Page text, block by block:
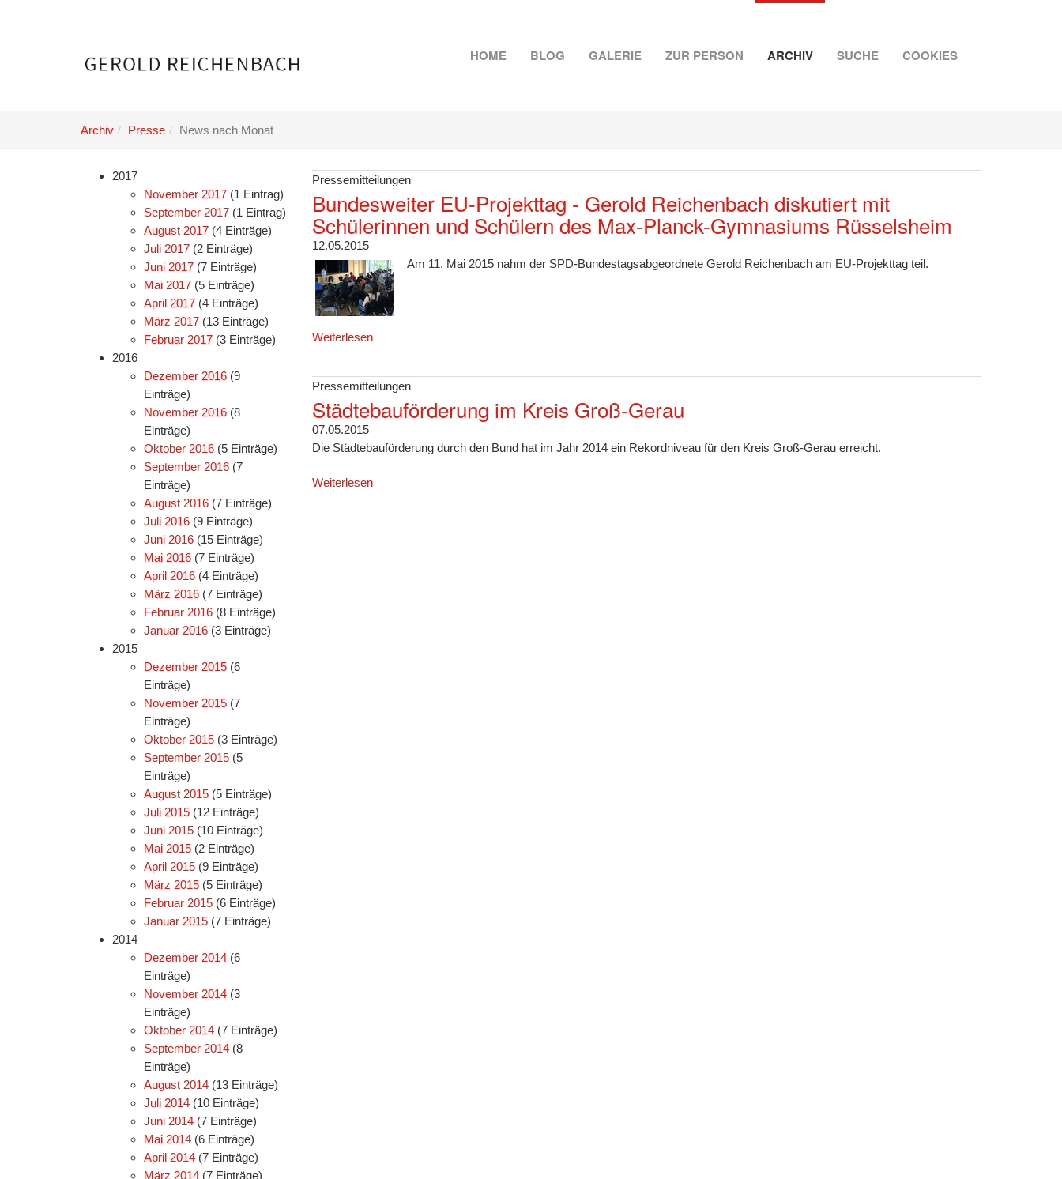
HOME BLOG GALERIE ZUR PERSON ARCHIV SUCHE COOKIES
Archiv Presse News nach Monat
2017
November 2017 (1 Eintrag)
September 2017 (1 Eintrag)
August 2017 (4 Einträge)
Juli 2017 (2 Einträge)
Juni 2017 (7 Einträge)
Mai 2017 (5 Einträge)
April 2017 (4 Einträge)
März 2017 (13 Einträge)
Februar 2017 (3 Einträge)
2016
Dezember 2016 (9
Einträge)
November 2016 (8
Einträge)
Oktober 2016 (5 Einträge)
September 2016 (7
Einträge)
August 2016 (7 Einträge)
Juli 2016 (9 Einträge)
Juni 2016 (15 Einträge)
Mai 2016 (7 Einträge)
April 2016 (4 Einträge)
März 2016 (7 Einträge)
Februar 2016 (8 Einträge)
Januar 2016 (3 Einträge)
2015
Dezember 2015 (6
Einträge)
November 2015 (7
Einträge)
Oktober 2015 (3 Einträge)
September 2015 (5
Einträge)
August 2015 (5 Einträge)
Juli 2015 (12 Einträge)
Juni 2015 (10 Einträge)
Mai 2015 (2 Einträge)
April 2015 (9 Einträge)
März 2015 (5 Einträge)
Februar 2015 (6 Einträge)
Januar 2015 (7 Einträge)
2014
Dezember 2014 (6
Einträge)
November 2014 (3
Einträge)
Oktober 2014 (7 Einträge)
September 2014 (8
Einträge)
August 2014 (13 Einträge)
Juli 2014 (10 Einträge)
Juni 2014 (7 Einträge)
Mai 2014 (6 Einträge)
April 2014 (7 Einträge)
März 2014 (7 Einträge)
Pressemitteilungen
Bundesweiter EU-Projekttag - Gerold Reichenbach diskutiert mit
Schülerinnen und Schülern des Max-Planck-Gymnasiums Rüsselsheim
12.05.2015
Am 11. Mai 2015 nahm der SPD-Bundestagsabgeordnete Gerold Reichenbach am EU-Projekttag teil.
Weiterlesen
Pressemitteilungen
Städtebauförderung im Kreis Groß-Gerau
07.05.2015
Die Städtebauförderung durch den Bund hat im Jahr 2014 ein Rekordniveau für den Kreis Groß-Gerau erreicht.
Weiterlesen